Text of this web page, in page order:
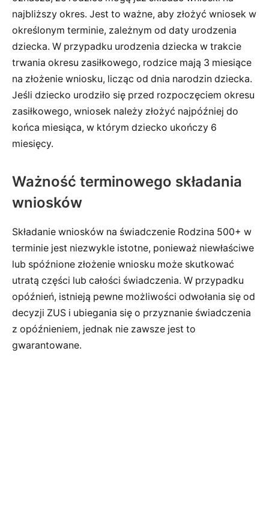
najbliższy okres. Jest to ważne, aby złożyć wniosek w
określonym terminie, zależnym od daty urodzenia
dziecka. W przypadku urodzenia dziecka w trakcie
trwania okresu zasiłkowego, rodzice mają 3 miesiące
na złożenie wniosku, licząc od dnia narodzin dziecka.
Jeśli dziecko urodziło się przed rozpoczęciem okresu
zasiłkowego, wniosek należy złożyć najpóźniej do
końca miesiąca, w którym dziecko ukończy 6
miesięcy.
Ważność terminowego składania
wniosków
Składanie wniosków na świadczenie Rodzina 500+ w
terminie jest niezwykle istotne, ponieważ niewłaściwe
lub spóźnione złożenie wniosku może skutkować
utratą części lub całości świadczenia. W przypadku
opóźnień, istnieją pewne możliwości odwołania się od
decyzji ZUS i ubiegania się o przyznanie świadczenia
z opóźnieniem, jednak nie zawsze jest to
gwarantowane.